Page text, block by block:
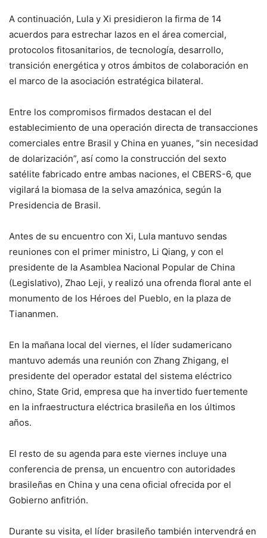
A continuación, Lula y Xi presidieron la firma de 14
acuerdos para estrechar lazos en el área comercial,
protocolos fitosanitarios, de tecnología, desarrollo,
transición energética y otros ámbitos de colaboración en
el marco de la asociación estratégica bilateral.
Entre los compromisos firmados destacan el del
establecimiento de una operación directa de transacciones
comerciales entre Brasil y China en yuanes, “sin necesidad
de dolarización”, así como la construcción del sexto
satélite fabricado entre ambas naciones, el CBERS-6, que
vigilará la biomasa de la selva amazónica, según la
Presidencia de Brasil.
Antes de su encuentro con Xi, Lula mantuvo sendas
reuniones con el primer ministro, Li Qiang, y con el
presidente de la Asamblea Nacional Popular de China
(Legislativo), Zhao Leji, y realizó una ofrenda floral ante el
monumento de los Héroes del Pueblo, en la plaza de
Tiananmen.
En la mañana local del viernes, el líder sudamericano
mantuvo además una reunión con Zhang Zhigang, el
presidente del operador estatal del sistema eléctrico
chino, State Grid, empresa que ha invertido fuertemente
en la infraestructura eléctrica brasileña en los últimos
años.
El resto de su agenda para este viernes incluye una
conferencia de prensa, un encuentro con autoridades
brasileñas en China y una cena oficial ofrecida por el
Gobierno anfitrión.
Durante su visita, el líder brasileño también intervendrá en